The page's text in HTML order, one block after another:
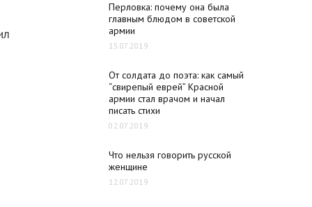
Перловка: почему она была
главным блюдом в советской
армии
15.07.2019
От солдата до поэта: как самый
“свирепый еврей” Красной
армии стал врачом и начал
писать стихи
02.07.2019
Что нельзя говорить русской
женщине
12.07.2019